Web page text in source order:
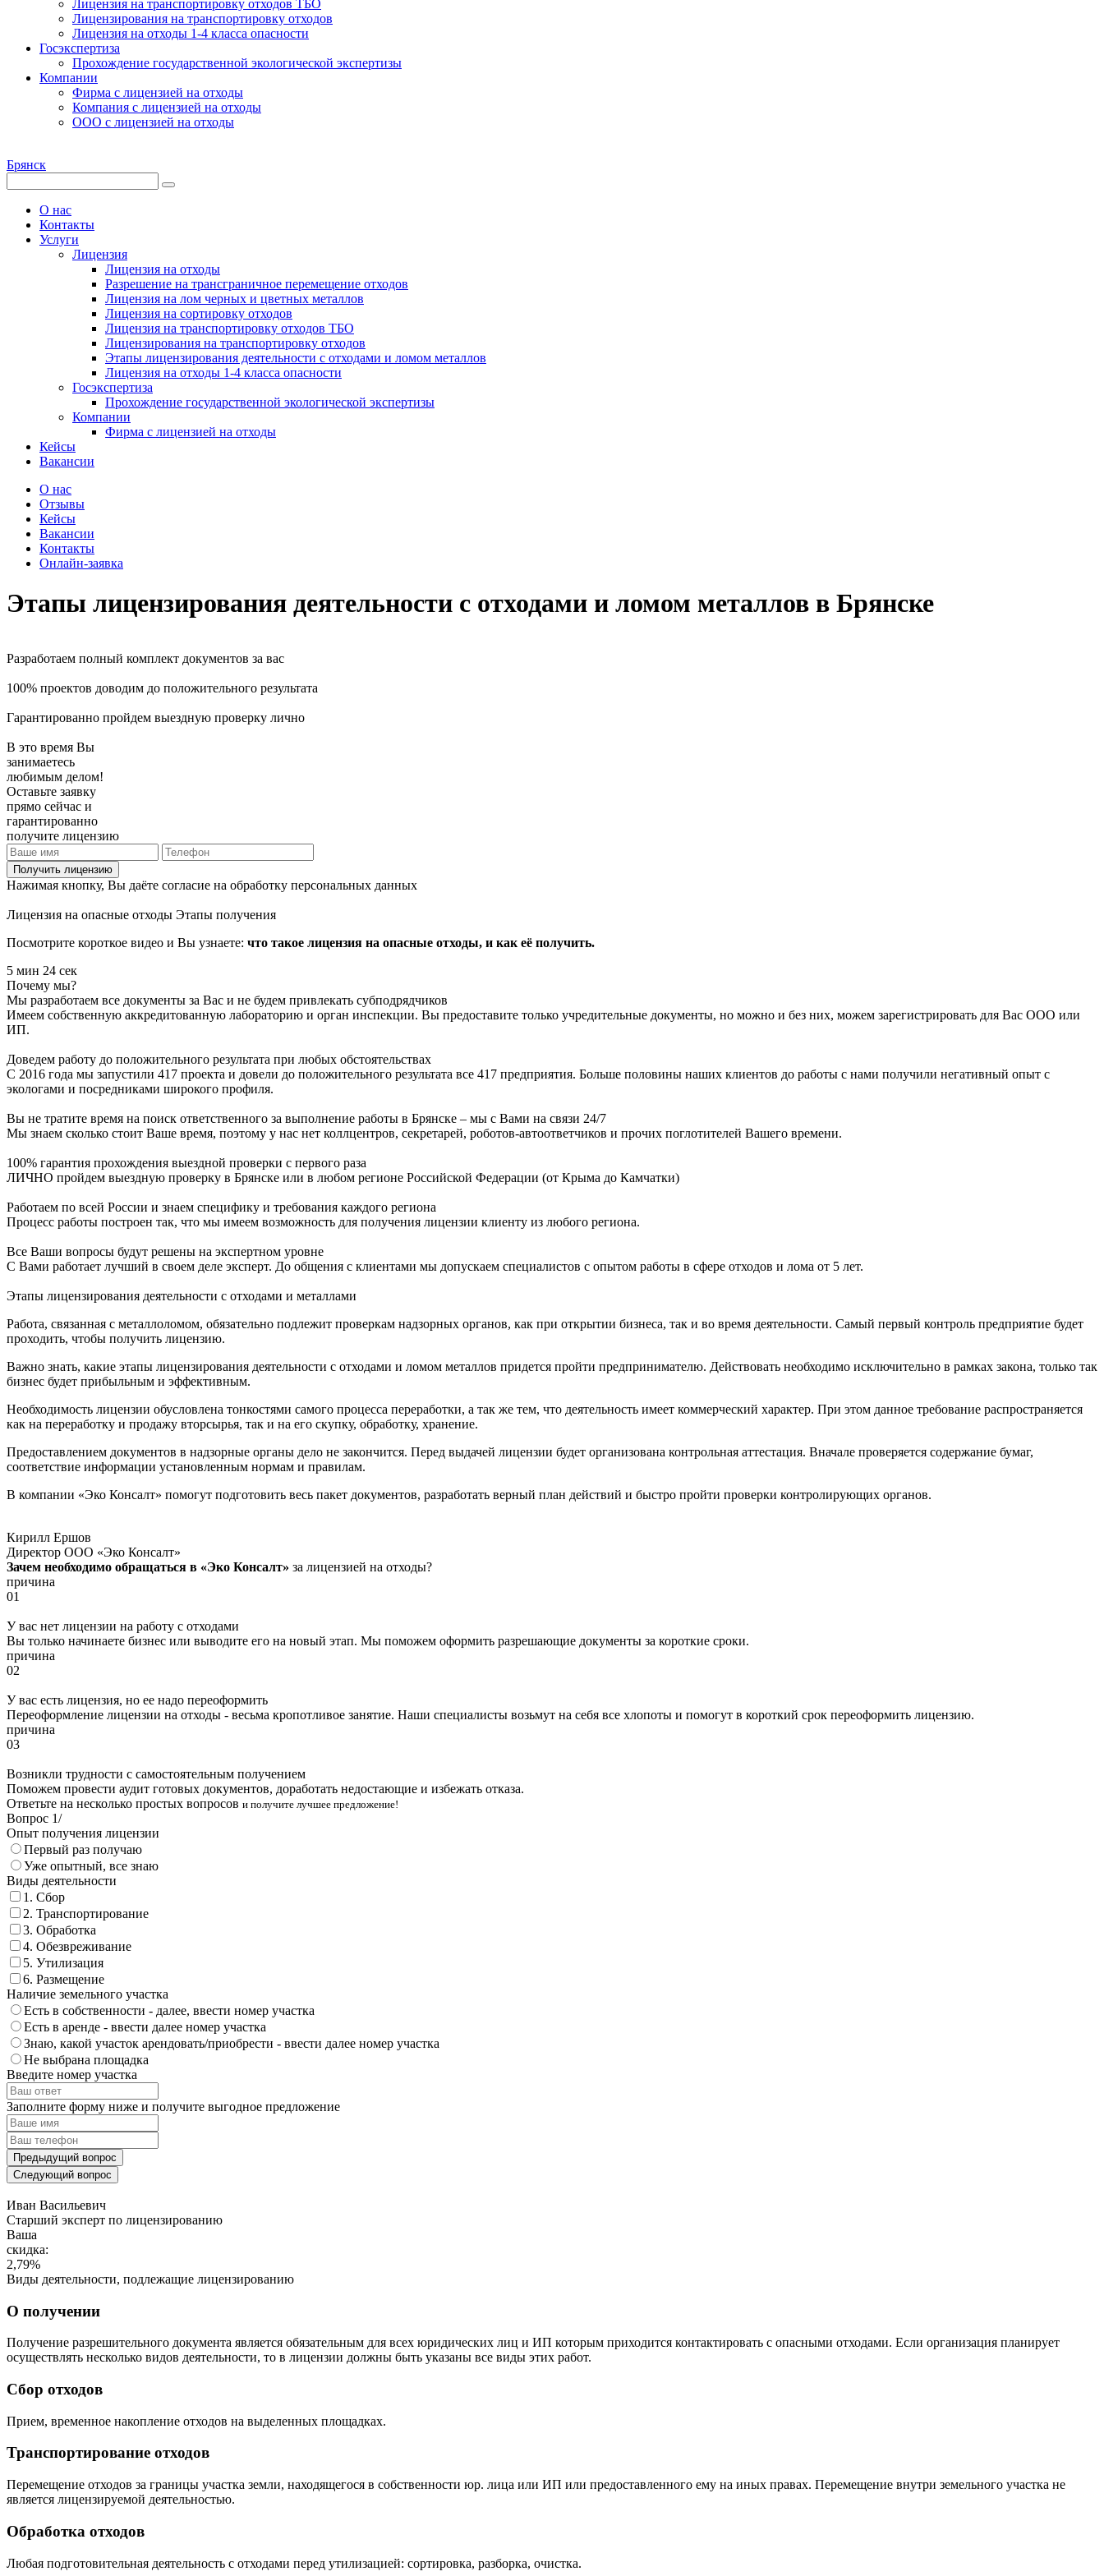
Лицензия на транспортировку отходов ТБО
Лицензирования на транспортировку отходов
Лицензия на отходы 1-4 класса опасности
Госэкспертиза
Прохождение государственной экологической экспертизы
Компании
Фирма с лицензией на отходы
Компания с лицензией на отходы
ООО с лицензией на отходы
Брянск
О нас
Контакты
Услуги
Лицензия
Лицензия на отходы
Разрешение на трансграничное перемещение отходов
Лицензия на лом черных и цветных металлов
Лицензия на сортировку отходов
Лицензия на транспортировку отходов ТБО
Лицензирования на транспортировку отходов
Этапы лицензирования деятельности с отходами и ломом металлов
Лицензия на отходы 1-4 класса опасности
Госэкспертиза
Прохождение государственной экологической экспертизы
Компании
Фирма с лицензией на отходы
Кейсы
Вакансии
О нас
Отзывы
Кейсы
Вакансии
Контакты
Онлайн-заявка
Этапы лицензирования деятельности с отходами и ломом металлов в Брянске
Разработаем полный комплект документов за вас
100% проектов доводим до положительного результата
Гарантированно пройдем выездную проверку лично
В это время Вы
занимаетесь
любимым делом!
Оставьте заявку
прямо сейчас и
гарантированно
получите лицензию
Получить лицензию
Нажимая кнопку, Вы даёте согласие на обработку персональных данных
Лицензия на опасные отходы Этапы получения
Посмотрите короткое видео и Вы узнаете: что такое лицензия на опасные отходы, и как её получить.
5 мин 24 сек
Почему мы?
Мы разработаем все документы за Вас и не будем привлекать субподрядчиков
Имеем собственную аккредитованную лабораторию и орган инспекции. Вы предоставите только учредительные документы, но можно и без них, можем зарегистрировать для Вас ООО или
ИП.
Доведем работу до положительного результата при любых обстоятельствах
С 2016 года мы запустили 417 проекта и довели до положительного результата все 417 предприятия. Больше половины наших клиентов до работы с нами получили негативный опыт с
экологами и посредниками широкого профиля.
Вы не тратите время на поиск ответственного за выполнение работы в Брянске – мы с Вами на связи 24/7
Мы знаем сколько стоит Ваше время, поэтому у нас нет коллцентров, секретарей, роботов-автоответчиков и прочих поглотителей Вашего времени.
100% гарантия прохождения выездной проверки с первого раза
ЛИЧНО пройдем выездную проверку в Брянске или в любом регионе Российской Федерации (от Крыма до Камчатки)
Работаем по всей России и знаем специфику и требования каждого региона
Процесс работы построен так, что мы имеем возможность для получения лицензии клиенту из любого региона.
Все Ваши вопросы будут решены на экспертном уровне
С Вами работает лучший в своем деле эксперт. До общения с клиентами мы допускаем специалистов с опытом работы в сфере отходов и лома от 5 лет.
Этапы лицензирования деятельности с отходами и металлами
Работа, связанная с металлоломом, обязательно подлежит проверкам надзорных органов, как при открытии бизнеса, так и во время деятельности. Самый первый контроль предприятие будет
проходить, чтобы получить лицензию.
Важно знать, какие этапы лицензирования деятельности с отходами и ломом металлов придется пройти предпринимателю. Действовать необходимо исключительно в рамках закона, только так
бизнес будет прибыльным и эффективным.
Необходимость лицензии обусловлена тонкостями самого процесса переработки, а так же тем, что деятельность имеет коммерческий характер. При этом данное требование распространяется
как на переработку и продажу вторсырья, так и на его скупку, обработку, хранение.
Предоставлением документов в надзорные органы дело не закончится. Перед выдачей лицензии будет организована контрольная аттестация. Вначале проверяется содержание бумаг,
соответствие информации установленным нормам и правилам.
В компании «Эко Консалт» помогут подготовить весь пакет документов, разработать верный план действий и быстро пройти проверки контролирующих органов.
Кирилл Ершов
Директор ООО «Эко Консалт»
Зачем необходимо обращаться в «Эко Консалт» за лицензией на отходы?
причина
01
У вас нет лицензии на работу с отходами
Вы только начинаете бизнес или выводите его на новый этап. Мы поможем оформить разрешающие документы за короткие сроки.
причина
02
У вас есть лицензия, но ее надо переоформить
Переоформление лицензии на отходы - весьма кропотливое занятие. Наши специалисты возьмут на себя все хлопоты и помогут в короткий срок переоформить лицензию.
причина
03
Возникли трудности с самостоятельным получением
Поможем провести аудит готовых документов, доработать недостающие и избежать отказа.
Ответьте на несколько простых вопросов и получите лучшее предложение!
Вопрос 1/
Опыт получения лицензии
Первый раз получаю
Уже опытный, все знаю
Виды деятельности
1. Сбор
2. Транспортирование
3. Обработка
4. Обезвреживание
5. Утилизация
6. Размещение
Наличие земельного участка
Есть в собственности - далее, ввести номер участка
Есть в аренде - ввести далее номер участка
Знаю, какой участок арендовать/приобрести - ввести далее номер участка
Не выбрана площадка
Введите номер участка
Заполните форму ниже и получите выгодное предложение
Предыдущий вопрос
Следующий вопрос
Иван Васильевич
Cтарший эксперт по лицензированию
Ваша
скидка:
2,79%
Виды деятельности, подлежащие лицензированию
О получении
Получение разрешительного документа является обязательным для всех юридических лиц и ИП которым приходится контактировать с опасными отходами. Если организация планирует
осуществлять несколько видов деятельности, то в лицензии должны быть указаны все виды этих работ.
Сбор отходов
Прием, временное накопление отходов на выделенных площадках.
Транспортирование отходов
Перемещение отходов за границы участка земли, находящегося в собственности юр. лица или ИП или предоставленного ему на иных правах. Перемещение внутри земельного участка не
является лицензируемой деятельностью.
Обработка отходов
Любая подготовительная деятельность с отходами перед утилизацией: сортировка, разборка, очистка.